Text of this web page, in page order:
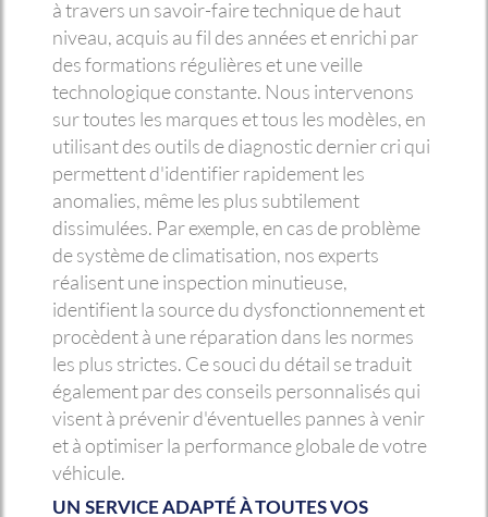
à travers un savoir-faire technique de haut
niveau, acquis au fil des années et enrichi par
des formations régulières et une veille
technologique constante. Nous intervenons
sur toutes les marques et tous les modèles, en
utilisant des outils de diagnostic dernier cri qui
permettent d'identifier rapidement les
anomalies, même les plus subtilement
dissimulées. Par exemple, en cas de problème
de système de climatisation, nos experts
réalisent une inspection minutieuse,
identifient la source du dysfonctionnement et
procèdent à une réparation dans les normes
les plus strictes. Ce souci du détail se traduit
également par des conseils personnalisés qui
visent à prévenir d'éventuelles pannes à venir
et à optimiser la performance globale de votre
véhicule.
UN SERVICE ADAPTÉ À TOUTES VOS